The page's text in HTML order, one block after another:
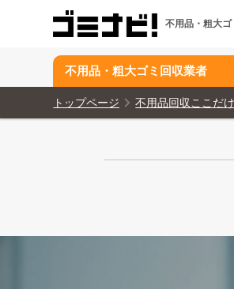
不用品・粗大ゴ
不用品・粗大ゴミ回収業者
トップページ 不用品回収ここだ